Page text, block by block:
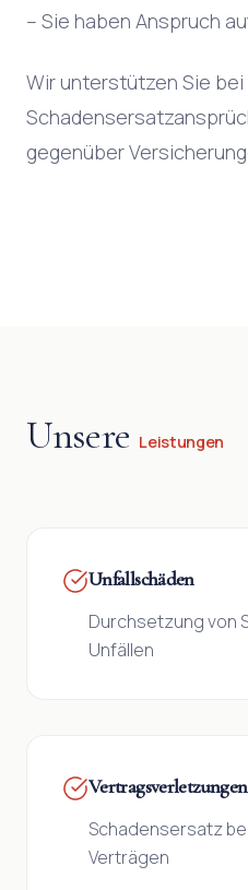
– Sie haben Anspruch
Wir unterstützen Sie
gegenüber
Unsere Leistungen
Unfallschäden
Durchsetzung von
Unfällen
Vertragsverletzungen
Schadensersatz
Verträgen